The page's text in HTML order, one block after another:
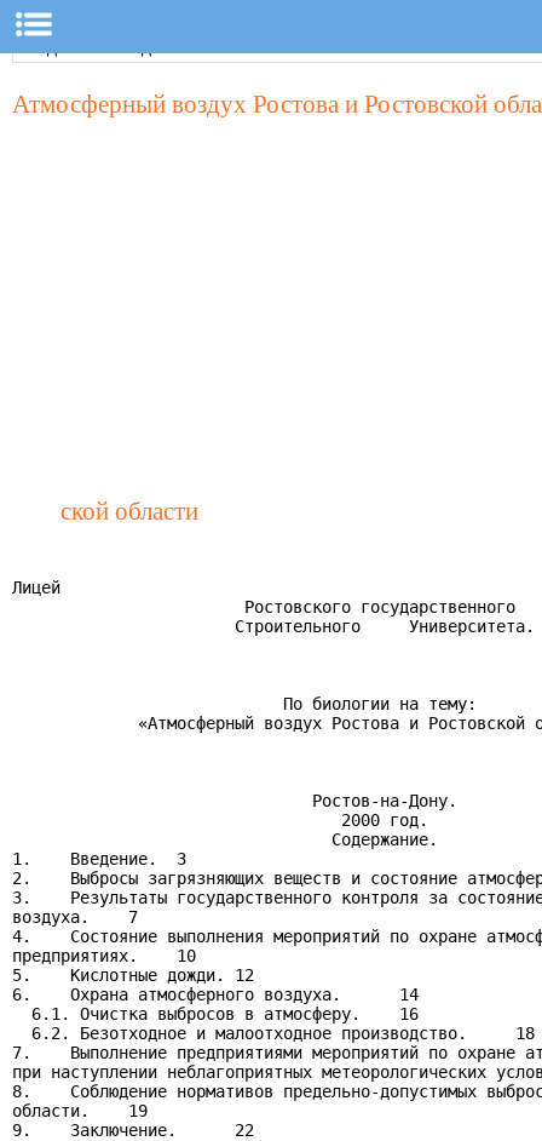
Атмосферный воздух Ростова и Ростовской
	ской области
Лицей
                        Ростовского государственного
                       Строительного     Университета.
                            По биологии на тему:
«Атмосферный воздух Ростова и Ростовской
                               Ростов-на-Дону.
                                  2000 год.
                                 Содержание.
1.    Введение.  3
2.    Выбросы загрязняющих веществ и состояние
3.    Результаты государственного контроля за
воздуха.    7
4.    Состояние выполнения мероприятий по охране
предприятиях.    10
5.    Кислотные дожди. 12
6.    Охрана атмосферного воздуха.      14
  6.1. Очистка выбросов в атмосферу.    16
  6.2. Безотходное и малоотходное производство.     18
7.    Выполнение предприятиями мероприятий по охране
при наступлении неблагоприятных метеорологических
8.    Соблюдение нормативов предельно-допустимых
области.    19
9.    Заключение.      22